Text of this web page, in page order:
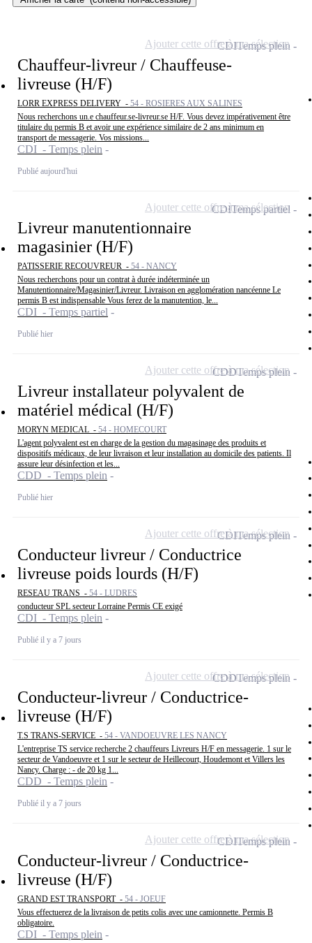
Chauffeur-livreur / Chauffeuse-
livreuse (H/F)
LORR EXPRESS DELIVERY - 54 - ROSIERES AUX SALINES
Nous recherchons un.e chauffeur.se-livreur.se H/F. Vous devez impérativement être
titulaire du permis B et avoir une expérience similaire de 2 ans minimum en
transport de messagerie. Vos missions...
CDI - Temps plein
Publié aujourd'hui
CDITemps plein
Ajouter cette offre à ma sélection
Livreur manutentionnaire
magasinier (H/F)
PATISSERIE RECOUVREUR - 54 - NANCY
Nous recherchons pour un contrat à durée indéterminée un
Manutentionnaire/Magasinier/Livreur. Livraison en agglomération nancéenne Le
permis B est indispensable Vous ferez de la manutention, le...
CDI - Temps partiel
Publié hier
CDITemps partiel
Ajouter cette offre à ma sélection
Livreur installateur polyvalent de
matériel médical (H/F)
MORYN MEDICAL - 54 - HOMECOURT
L'agent polyvalent est en charge de la gestion du magasinage des produits et
dispositifs médicaux, de leur livraison et leur installation au domicile des patients. Il
assure leur désinfection et les...
CDD - Temps plein
Publié hier
CDDTemps plein
Ajouter cette offre à ma sélection
Conducteur livreur / Conductrice
livreuse poids lourds (H/F)
RESEAU TRANS - 54 - LUDRES
conducteur SPL secteur Lorraine Permis CE exigé
CDI - Temps plein
Publié il y a 7 jours
CDITemps plein
Ajouter cette offre à ma sélection
Conducteur-livreur / Conductrice-
livreuse (H/F)
T.S TRANS-SERVICE - 54 - VANDOEUVRE LES NANCY
L'entreprise TS service recherche 2 chauffeurs Livreurs H/F en messagerie. 1 sur le
secteur de Vandoeuvre et 1 sur le secteur de Heillecourt, Houdemont et Villers les
Nancy. Charge : - de 20 kg 1...
CDD - Temps plein
Publié il y a 7 jours
CDDTemps plein
Ajouter cette offre à ma sélection
Conducteur-livreur / Conductrice-
livreuse (H/F)
GRAND EST TRANSPORT - 54 - JOEUF
Vous effectuerez de la livraison de petits colis avec une camionnette. Permis B
obligatoire.
CDI - Temps plein
CDITemps plein
Ajouter cette offre à ma sélection